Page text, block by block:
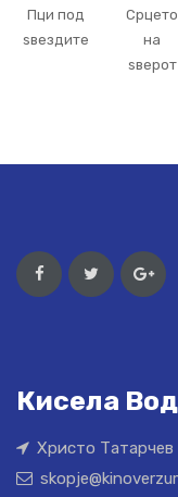
Пци под
ѕвездите
Срцето
на
ѕверот
Кисела
Христо